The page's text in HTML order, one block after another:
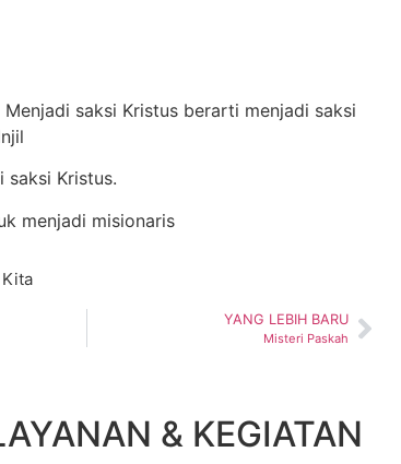
saksi Kristus berarti menjadi saksi
saksi Kristus.
menjadi misionaris
YANG LEBIH BARU
Misteri Paskah
& KEGIATAN